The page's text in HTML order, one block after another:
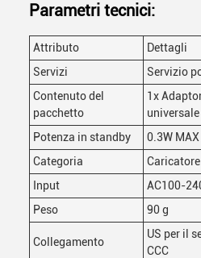
Parametri tecnici:
Attributo
Dettagli
Servizi
Servizio
Contenuto del
pacchetto
1x
universale
Potenza in standby
0.3W MAX
Categoria
Caricatore
Input
AC100-
Peso
90 g
Collegamento
US per il
CCC